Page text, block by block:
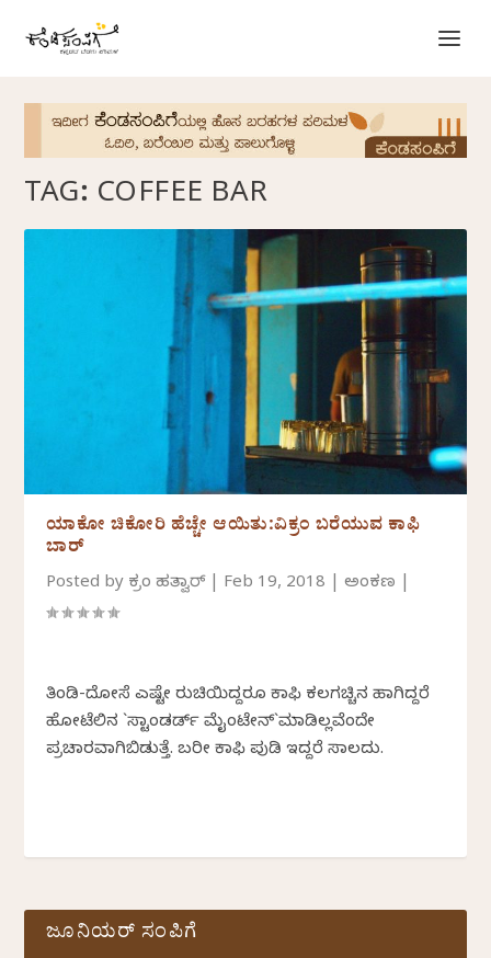
TAG: COFFEE BAR
ಯಾಕೋ ಚಿಕೋರಿ ಹೆಚ್ಚೇ ಆಯಿತು:ವಿಕ್ರಂ ಬರೆಯುವ ಕಾಫಿ
ಬಾರ್
Posted by ವಿಕ್ರಂ ಹತ್ವಾರ್| Feb 19, 2018 |ಅಂಕಣ
ತಿಂಡಿ-ದೋಸೆ ಎಷ್ಟೇ ರುಚಿಯಿದ್ದರೂ ಕಾಫಿ ಕಲಗಚ್ಚಿನ ಹಾಗಿದ್ದರೆ
ಹೋಟೆಲಿನ `ಸ್ಟಾಂಡರ್ಡ್ ಮೈಂಟೇನ್`ಮಾಡಿಲ್ಲವೆಂದೇ
ಪ್ರಚಾರವಾಗಿಬಿಡುತ್ತೆ. ಬರೀ ಕಾಫಿ ಪುಡಿ ಇದ್ದರೆ ಸಾಲದು.
ಜೂನಿಯರ್ ಸಂಪಿಗೆ